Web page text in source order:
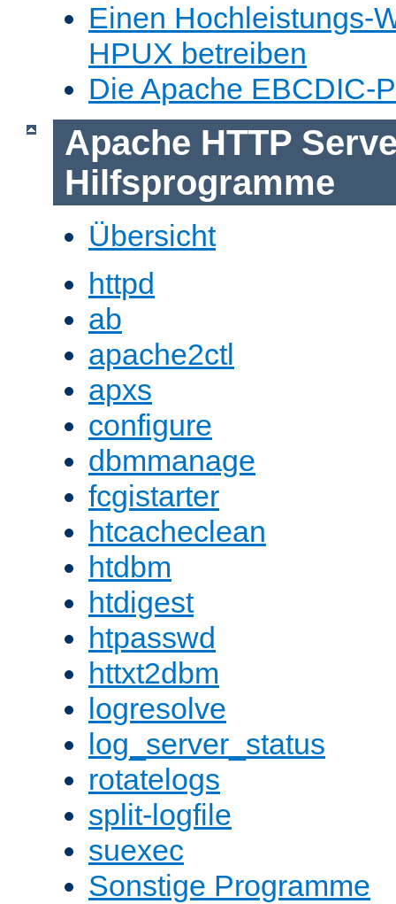
Einen Hochleistungs-
HPUX betreiben
Die Apache EBCDIC-
Apache HTTP
Hilfsprogramme
Übersicht
httpd
ab
apache2ctl
apxs
configure
dbmmanage
fcgistarter
htcacheclean
htdbm
htdigest
htpasswd
httxt2dbm
logresolve
log_server_status
rotatelogs
split-logfile
suexec
Sonstige Programme